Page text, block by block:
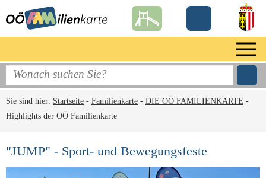
Sie sind hier: Startseite - Familienkarte - DIE OÖ FAMILIENKARTE -
Highlights der OÖ Familienkarte
"JUMP" - Sport- und Bewegungsfeste